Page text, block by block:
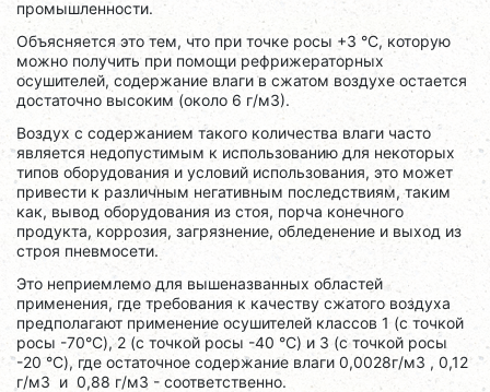
промышленности.
Объясняется это тем, что при точке росы +3 °C, которую
можно получить при помощи рефрижераторных
осушителей, содержание влаги в сжатом воздухе остается
достаточно высоким (около 6 г/м3).
Воздух с содержанием такого количества влаги часто
является недопустимым к использованию для некоторых
типов оборудования и условий использования, это может
привести к различным негативным последствиям, таким
как, вывод оборудования из стоя, порча конечного
продукта, коррозия, загрязнение, обледенение и выход из
строя пневмосети.
Это неприемлемо для вышеназванных областей
применения, где требования к качеству сжатого воздуха
предполагают применение осушителей классов 1 (с точкой
росы -70°C), 2 (с точкой росы -40 °C) и 3 (с точкой росы
-20 °C), где остаточное содержание влаги 0,0028г/м3 , 0,12
г/м3 и 0,88 г/м3 - соответственно.